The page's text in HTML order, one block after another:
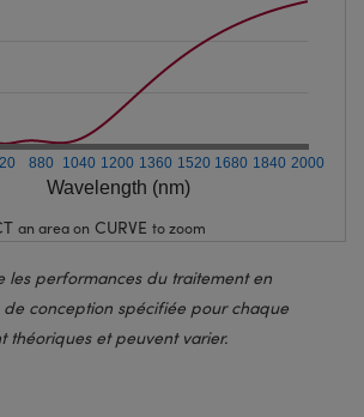
Wavelength (nm)
880 1040 1200 1360 1520 1680 1840 2000
an area on CURVE to zoom
les performances du traitement en
conception spécifiée pour chaque
théoriques et peuvent varier.